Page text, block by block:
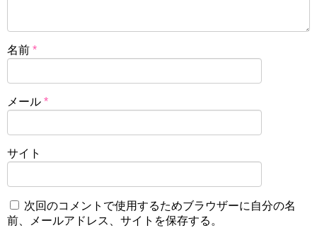
名前 *
メール *
サイト
次回のコメントで使用するためブラウザーに自分の名
前、メールアドレス、サイトを保存する。